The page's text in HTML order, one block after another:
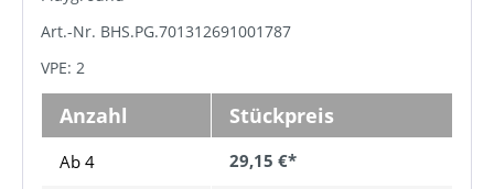
Art.-Nr. BHS.PG.701312691001787
VPE: 2
Anzahl Stückpreis
Ab 4 29,15 €*